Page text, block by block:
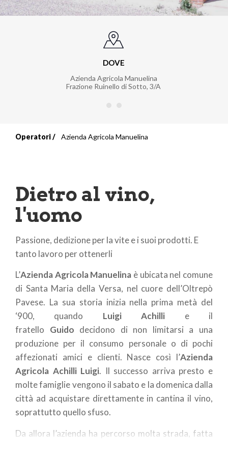
DOVE
Azienda Agricola Manuelina
Frazione Ruinello di Sotto, 3/A
pane
Operatori Azienda Agricola Manuelina
Dietro al vino,
l'uomo
Passione, dedizione per la vite e i suoi prodotti. E
tanto lavoro per ottenerli
L’Azienda Agricola Manuelina è ubicata nel comune
di Santa Maria della Versa, nel cuore dell’Oltrepò
Pavese. La sua storia inizia nella prima metà del
‘900, quando Luigi Achilli e il
fratello Guido decidono di non limitarsi a una
produzione per il consumo personale o di pochi
affezionati amici e clienti. Nasce così l’Azienda
Agricola Achilli Luigi. Il successo arriva presto e
molte famiglie vengono il sabato e la domenica dalla
città ad acquistare direttamente in cantina il vino,
soprattutto quello sfuso.
Da allora l’azienda ha percorso molta strada, fatta